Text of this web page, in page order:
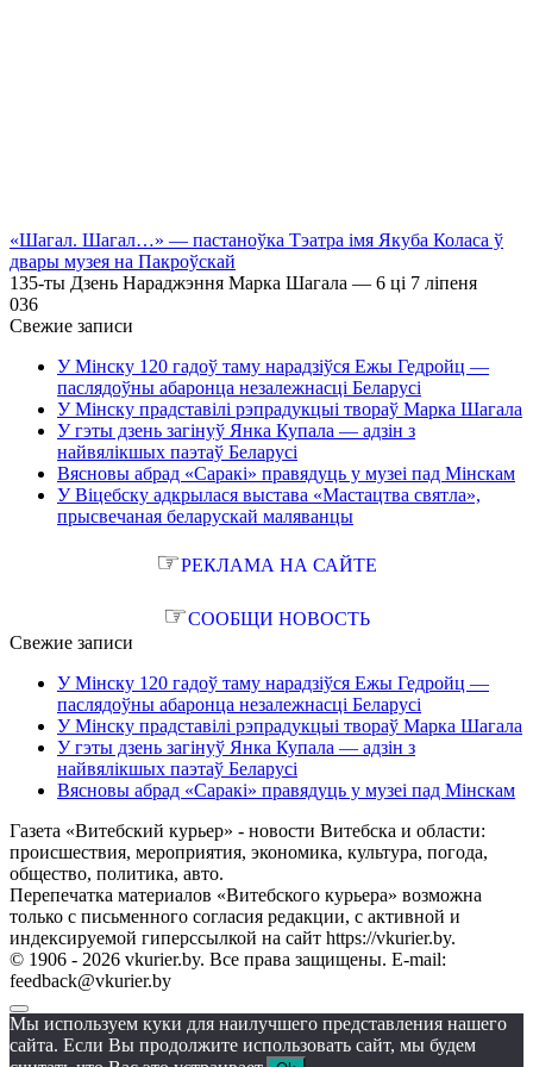
«Шагал. Шагал…» — пастаноўка Тэатра імя Якуба Коласа ў
двары музея на Пакроўскай
135-ты Дзень Нараджэння Марка Шагала — 6 ці 7 ліпеня
036
Свежие записи
У Мінску 120 гадоў таму нарадзіўся Ежы Гедройц —
паслядоўны абаронца незалежнасці Беларусі
У Мінску прадставілі рэпрадукцыі твораў Марка Шагала
У гэты дзень загінуў Янка Купала — адзін з
найвялікшых паэтаў Беларусі
Вясновы абрад «Саракі» правядуць у музеі пад Мінскам
У Віцебску адкрылася выстава «Мастацтва святла»,
прысвечаная беларускай маляванцы
☞РЕКЛАМА НА САЙТЕ
☞СООБЩИ НОВОСТЬ
Свежие записи
У Мінску 120 гадоў таму нарадзіўся Ежы Гедройц —
паслядоўны абаронца незалежнасці Беларусі
У Мінску прадставілі рэпрадукцыі твораў Марка Шагала
У гэты дзень загінуў Янка Купала — адзін з
найвялікшых паэтаў Беларусі
Вясновы абрад «Саракі» правядуць у музеі пад Мінскам
Газета «Витебский курьер» - новости Витебска и области:
происшествия, мероприятия, экономика, культура, погода,
общество, политика, авто.
Перепечатка материалов «Витебского курьера» возможна
только с письменного согласия редакции, с активной и
индексируемой гиперссылкой на сайт https://vkurier.by.
© 1906 - 2026 vkurier.by. Все права защищены. E-mail:
feedback@vkurier.by
Мы используем куки для наилучшего представления нашего
сайта. Если Вы продолжите использовать сайт, мы будем